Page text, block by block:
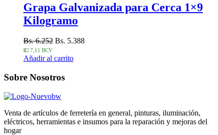
Grapa Galvanizada para Cerca 1×9
Kilogramo
Bs. 6.252 Bs. 5.388
💵 7,11 BCV
Añadir al carrito
Sobre Nosotros
Venta de artículos de ferretería en general, pinturas, iluminación,
eléctricos, herramientas e insumos para la reparación y mejoras del
hogar